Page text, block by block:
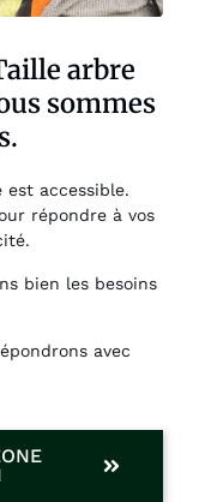
arbre
sommes
est accessible.
répondre à vos
bien les besoins
avec